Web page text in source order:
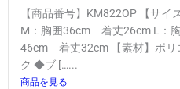
【商品番号】KM822OP 【サ
M：胸囲36cm 着丈26cm L：
46cm 着丈32cm 【素材】ポリ
ク ◆ブ […...
商品を見る